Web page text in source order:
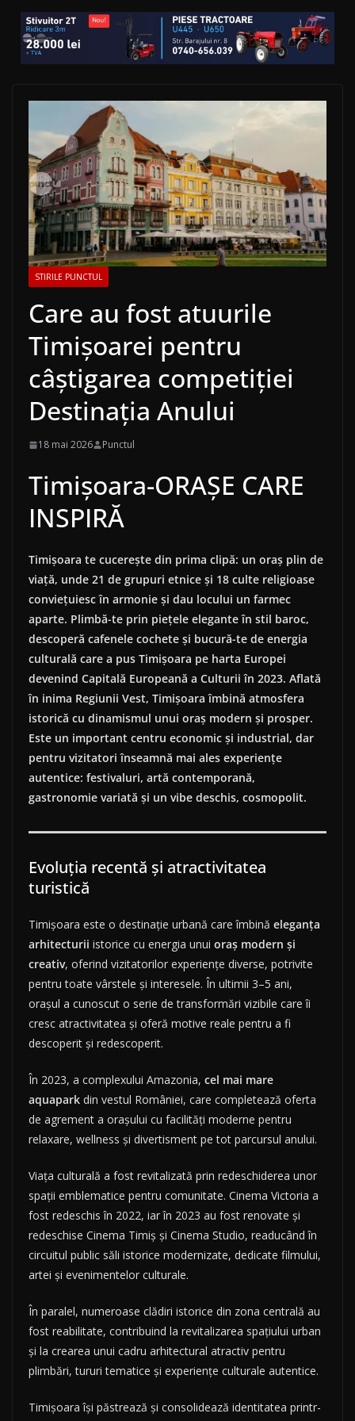
STIRILE PUNCTUL
Care au fost atuurile
Timișoarei pentru
câștigarea competiției
Destinația Anului
18 mai 2026 Punctul
Timișoara-ORAȘE CARE
INSPIRĂ
Timișoara te cucerește din prima clipă: un oraș plin de
viață, unde 21 de grupuri etnice și 18 culte religioase
conviețuiesc în armonie și dau locului un farmec
aparte. Plimbă-te prin piețele elegante în stil baroc,
descoperă cafenele cochete și bucură-te de energia
culturală care a pus Timișoara pe harta Europei
devenind Capitală Europeană a Culturii în 2023. Aflată
în inima Regiunii Vest, Timișoara îmbină atmosfera
istorică cu dinamismul unui oraș modern și prosper.
Este un important centru economic și industrial, dar
pentru vizitatori înseamnă mai ales experiențe
autentice: festivaluri, artă contemporană,
gastronomie variată și un vibe deschis, cosmopolit.
Evoluția recentă și atractivitatea
turistică
Timișoara este o destinație urbană care îmbină eleganța
arhitecturii istorice cu energia unui oraș modern și
creativ, oferind vizitatorilor experiențe diverse, potrivite
pentru toate vârstele și interesele. În ultimii 3–5 ani,
orașul a cunoscut o serie de transformări vizibile care îi
cresc atractivitatea și oferă motive reale pentru a fi
descoperit și redescoperit.
În 2023, a complexului Amazonia, cel mai mare
aquapark din vestul României, care completează oferta
de agrement a orașului cu facilități moderne pentru
relaxare, wellness și divertisment pe tot parcursul anului.
Viața culturală a fost revitalizată prin redeschiderea unor
spații emblematice pentru comunitate. Cinema Victoria a
fost redeschis în 2022, iar în 2023 au fost renovate și
redeschise Cinema Timiș și Cinema Studio, readucând în
circuitul public săli istorice modernizate, dedicate filmului,
artei și evenimentelor culturale.
În paralel, numeroase clădiri istorice din zona centrală au
fost reabilitate, contribuind la revitalizarea spațiului urban
și la crearea unui cadru arhitectural atractiv pentru
plimbări, tururi tematice și experiențe culturale autentice.
Timișoara își păstrează și consolidează identitatea printr-